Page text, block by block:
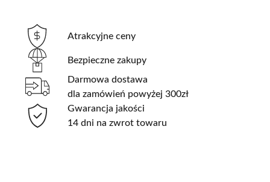
Atrakcyjne ceny
Bezpieczne zakupy
Darmowa dostawa
dla zamówień powyżej 300zł
Gwarancja jakości
14 dni na zwrot towaru